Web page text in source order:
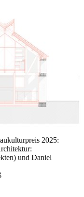
2025:
und Daniel